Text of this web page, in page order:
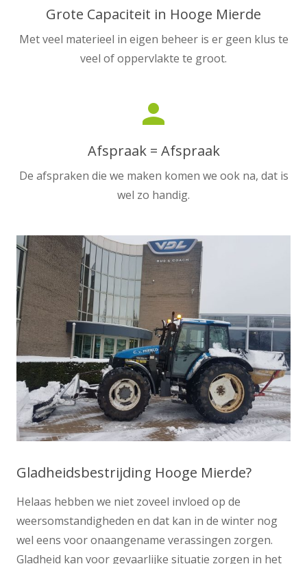
Grote Capaciteit in Hooge Mierde
Met veel materieel in eigen beheer is er geen klus te
veel of oppervlakte te groot.
person
Afspraak = Afspraak
De afspraken die we maken komen we ook na, dat is
wel zo handig.
Gladheidsbestrijding Hooge Mierde?
Helaas hebben we niet zoveel invloed op de
weersomstandigheden en dat kan in de winter nog
wel eens voor onaangename verassingen zorgen.
Gladheid kan voor gevaarlijke situatie zorgen in het